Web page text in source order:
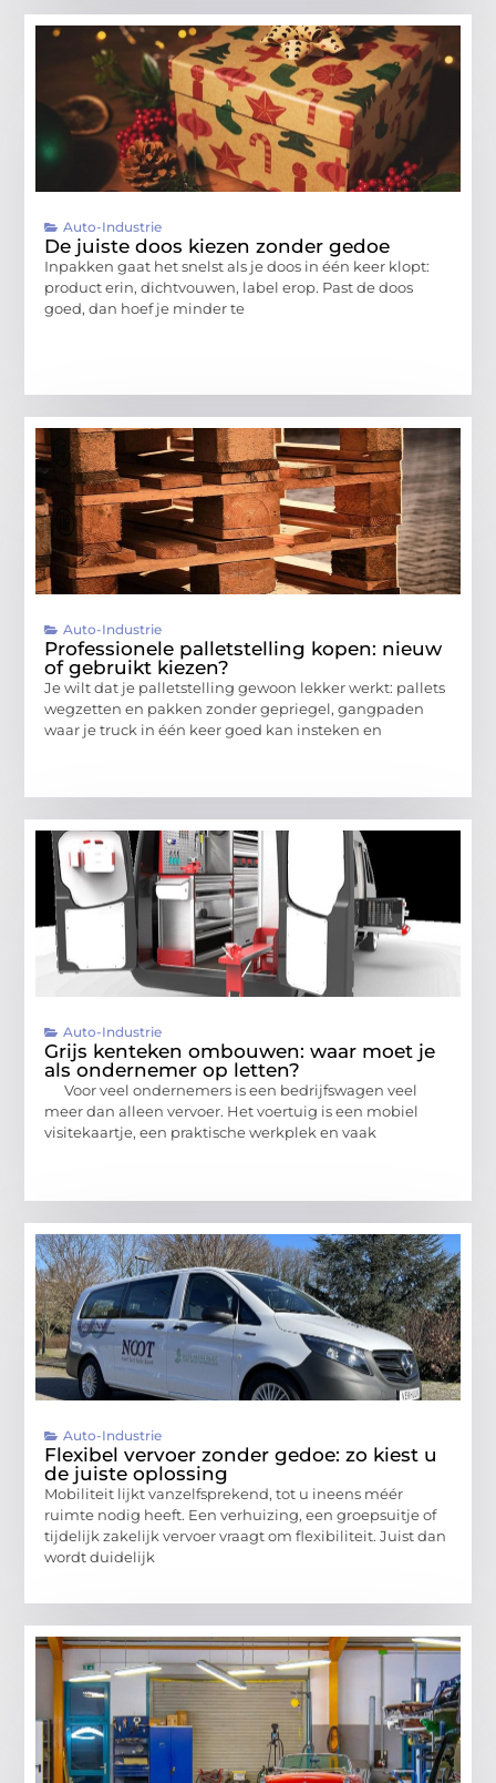
Auto-Industrie
De juiste doos kiezen zonder gedoe
Inpakken gaat het snelst als je doos in één keer klopt:
product erin, dichtvouwen, label erop. Past de doos
goed, dan hoef je minder te
Auto-Industrie
Professionele palletstelling kopen: nieuw
of gebruikt kiezen?
Je wilt dat je palletstelling gewoon lekker werkt: pallets
wegzetten en pakken zonder gepriegel, gangpaden
waar je truck in één keer goed kan insteken en
Auto-Industrie
Grijs kenteken ombouwen: waar moet je
als ondernemer op letten?
Voor veel ondernemers is een bedrijfswagen veel
meer dan alleen vervoer. Het voertuig is een mobiel
visitekaartje, een praktische werkplek en vaak
Auto-Industrie
Flexibel vervoer zonder gedoe: zo kiest u
de juiste oplossing
Mobiliteit lijkt vanzelfsprekend, tot u ineens méér
ruimte nodig heeft. Een verhuizing, een groepsuitje of
tijdelijk zakelijk vervoer vraagt om flexibiliteit. Juist dan
wordt duidelijk